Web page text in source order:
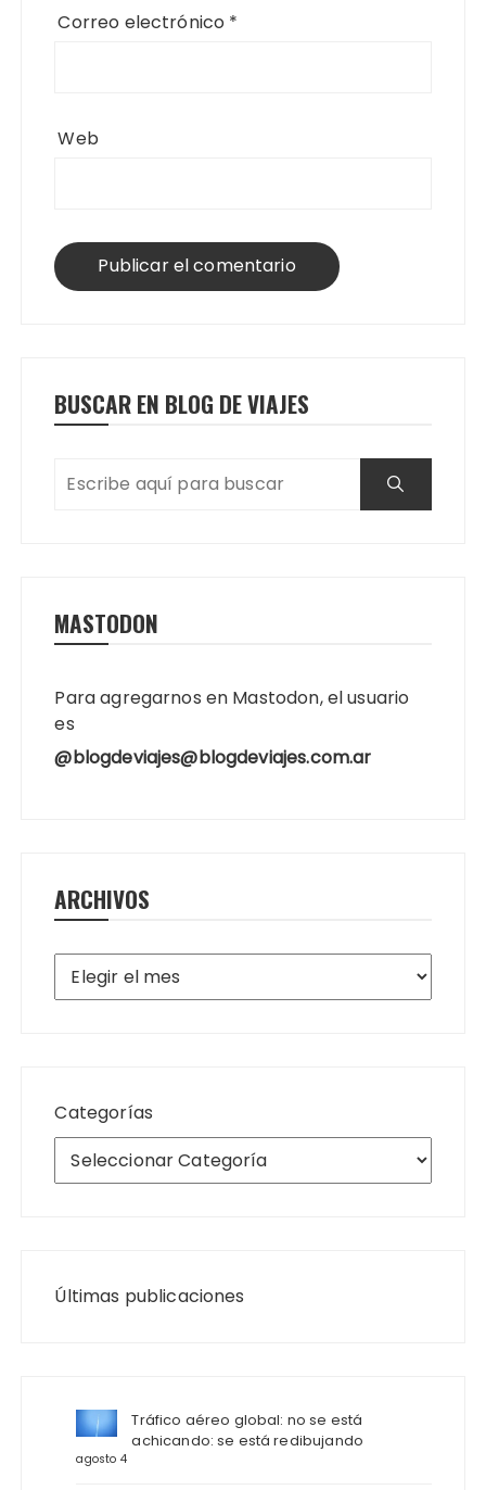
Correo electrónico *
Web
BUSCAR EN BLOG DE VIAJES
MASTODON
Para agregarnos en Mastodon, el usuario
es
@blogdeviajes@blogdeviajes.com.ar
ARCHIVOS
Archivos
Categorías
Últimas publicaciones
Tráfico aéreo global: no se está
achicando: se está redibujando
agosto 4